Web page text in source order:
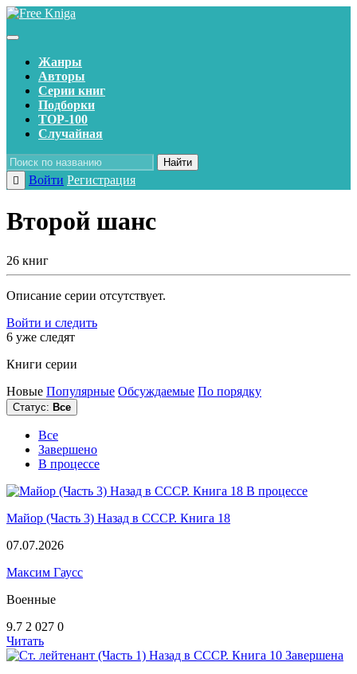
Жанры
Авторы
Серии книг
Подборки
TOP-100
Случайная
Найти
Войти Регистрация
Второй шанс
26 книг
Описание серии отсутствует.
Войти и следить
6 уже следят
Книги серии
Новые Популярные Обсуждаемые По порядку
Статус: Все
Все
Завершено
В процессе
В процессе
Майор (Часть 3) Назад в СССР. Книга 18
07.07.2026
Максим Гаусс
Военные
9.7 2 027 0
Читать
Завершена